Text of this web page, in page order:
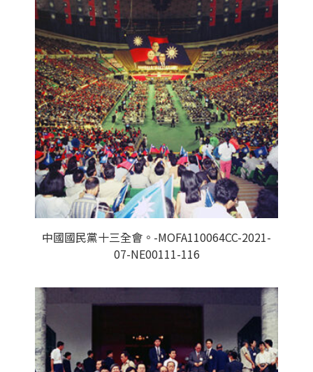
中國國民黨十三全會。-MOFA110064CC-2021-
07-NE00111-116